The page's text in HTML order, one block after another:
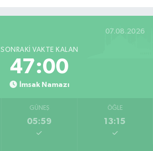
07.08.2026
SONRAKI VAKTE KALAN
46:59
İmsak Namazı
GÜNEŞ
05:59
ÖĞLE
13:15